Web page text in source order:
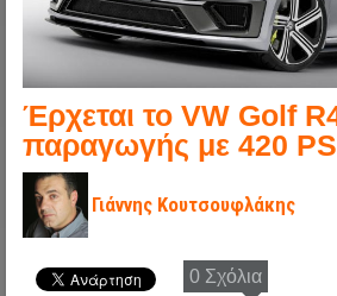
Έρχεται το VW Golf
παραγωγής με 420
Γιάννης Κουτσουφλάκης
0 Σχόλια